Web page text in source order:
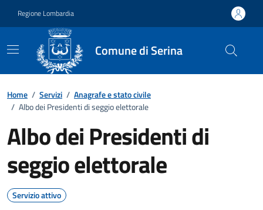
Regione Lombardia
Comune di Serina
Home / Servizi / Anagrafe e stato civile
/ Albo dei Presidenti di seggio elettorale
Albo dei Presidenti di
seggio elettorale
Servizio attivo